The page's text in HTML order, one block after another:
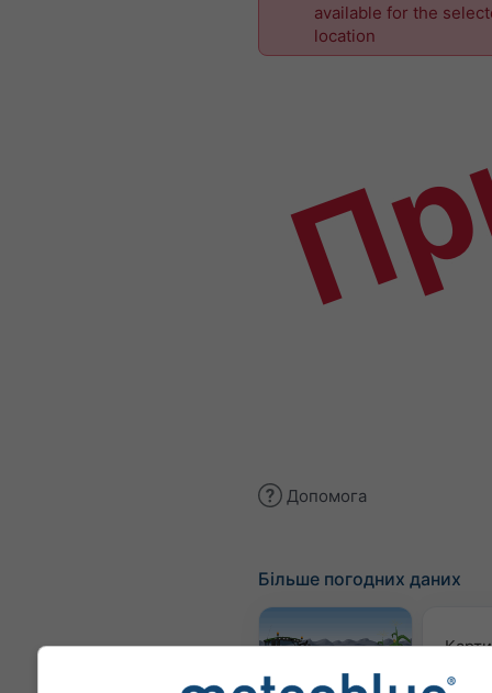
available for the
location
Допомога
Більше погодних даних